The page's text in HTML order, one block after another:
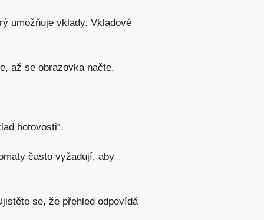
umožňuje vklady. Vkladové
až se obrazovka načte.
hotovosti“.
často vyžadují, aby
se, že přehled odpovídá